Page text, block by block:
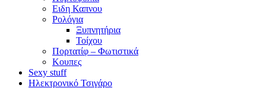
Ειδη Καπνου
Ρολόγια
Ξυπνητήρια
Τοίχου
Πορτατίφ – Φωτιστικά
Κουπες
Sexy stuff
Ηλεκτρονικό Τσιγάρο